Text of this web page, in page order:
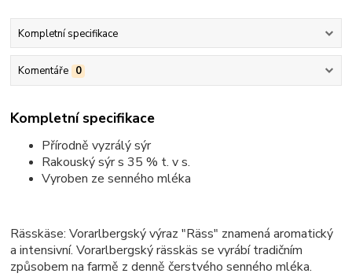
Kompletní specifikace
Komentáře 0
Kompletní specifikace
Přírodně vyzrálý sýr
Rakouský sýr s 35 % t. v s.
Vyroben ze senného mléka
Rässkäse: Vorarlbergský výraz "Räss" znamená aromatický
a intensivní. Vorarlbergský rässkäs se vyrábí tradičním
způsobem na farmě z denně čerstvého senného mléka.